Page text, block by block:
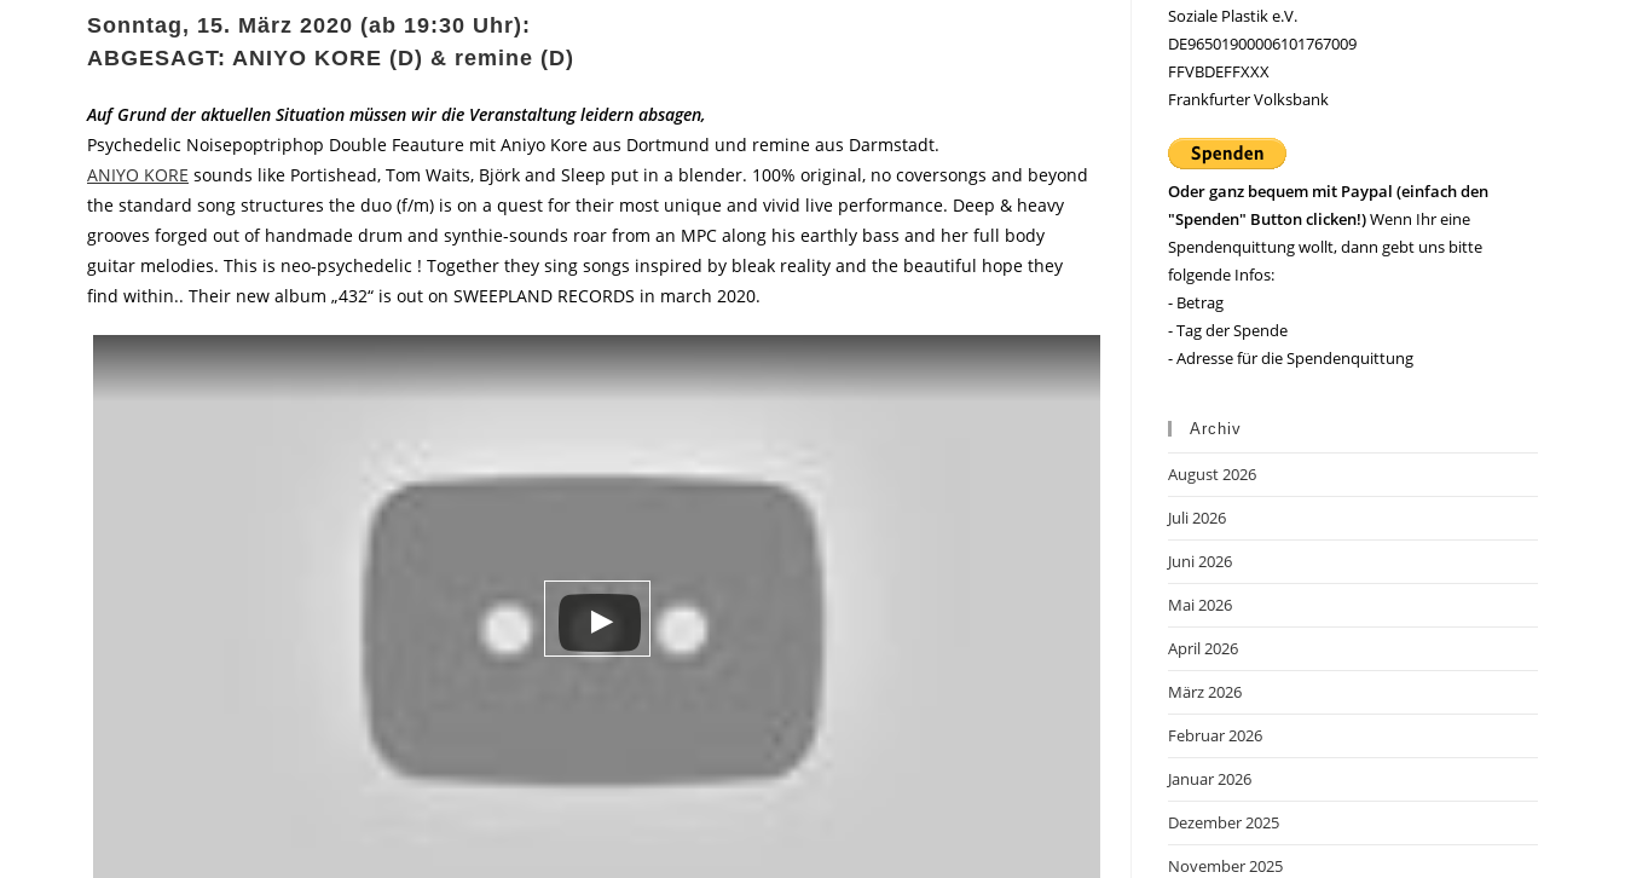
Sonntag, 15. März 2020 (ab 19:30 Uhr):
ABGESAGT: ANIYO KORE (D) & remine (D)
Auf Grund der aktuellen Situation müssen wir die Veranstaltung leidern absagen,
Psychedelic Noisepoptriphop Double Feauture mit Aniyo Kore aus Dortmund und remine aus Darmstadt.
ANIYO KORE sounds like Portishead, Tom Waits, Björk and Sleep put in a blender. 100% original, no coversongs and beyond
the standard song structures the duo (f/m) is on a quest for their most unique and vivid live performance. Deep & heavy
grooves forged out of handmade drum and synthie-sounds roar from an MPC along his earthly bass and her full body
guitar melodies. This is neo-psychedelic ! Together they sing songs inspired by bleak reality and the beautiful hope they
find within.. Their new album „432“ is out on SWEEPLAND RECORDS in march 2020.
Soziale Plastik e.V.
DE96501900006101767009
FFVBDEFFXXX
Frankfurter Volksbank
Oder ganz bequem mit Paypal (einfach den
"Spenden" Button clicken!)Wenn Ihr eine
Spendenquittung wollt, dann gebt uns bitte
folgende Infos:
- Betrag
- Tag der Spende
- Adresse für die Spendenquittung
Archiv
August 2026
Juli 2026
Juni 2026
Mai 2026
April 2026
März 2026
Februar 2026
Januar 2026
Dezember 2025
November 2025